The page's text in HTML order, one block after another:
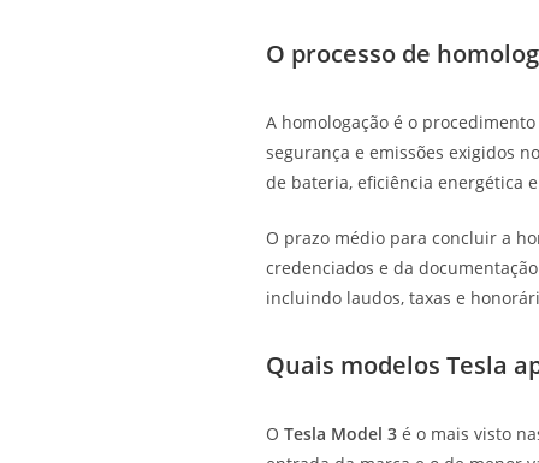
O processo de
A homologação é o
segurança e emissões exigidos
de bateria, eficiência energética
O prazo médio para concluir a
credenciados e da
incluindo laudos, taxas e
Quais modelos Tesla
O Tesla Model 3é o mais visto